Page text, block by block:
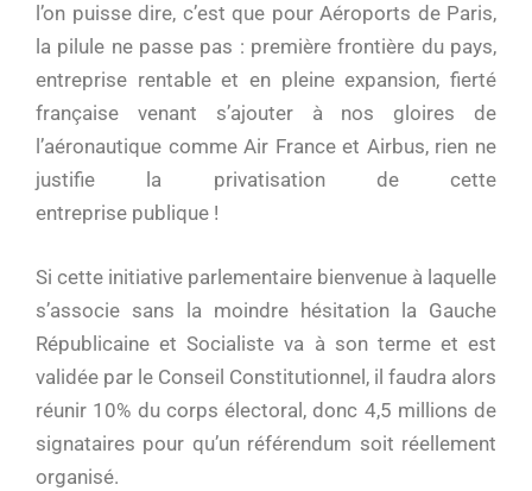
l’on puisse dire, c’est que pour Aéroports de Paris,
la pilule ne passe pas : première frontière du pays,
entreprise rentable et en pleine expansion, fierté
française venant s’ajouter à nos gloires de
l’aéronautique comme Air France et Airbus, rien ne
justifie la privatisation de cette
entreprise publique !
Si cette initiative parlementaire bienvenue à laquelle
s’associe sans la moindre hésitation la Gauche
Républicaine et Socialiste va à son terme et est
validée par le Conseil Constitutionnel, il faudra alors
réunir 10% du corps électoral, donc 4,5 millions de
signataires pour qu’un référendum soit réellement
organisé.